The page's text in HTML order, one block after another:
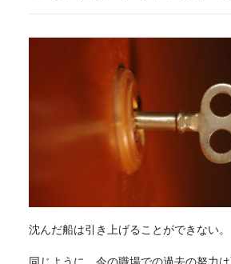
沈んだ船は引き上げることができない。
同じように、今の職場での過去の努力は